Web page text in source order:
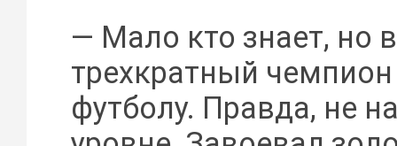
— Мало кто знает, но
трехкратный
футболу. Правда, не